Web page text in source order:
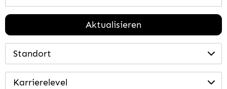
Aktualisieren
Standort
Karrierelevel